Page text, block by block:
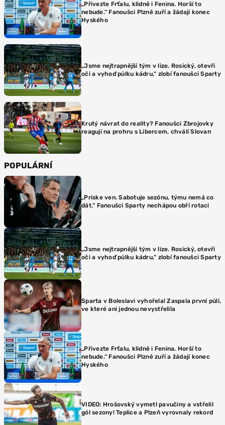
„Přivezte Frťalu, klidně i Fenina. Horší to
nebude.“ Fanoušci Plzně zuří a žádají konec
Hyského
„Jsme nejtrapnější tým v lize. Rosický, otevři
oči a vyhoď půlku kádru,“ zlobí fanoušci Sparty
Krutý návrat do reality? Fanoušci Zbrojovky
reagují na prohru s Libercem, chválí Slovan
POPULÁRNÍ
„Priske ven. Sabotuje sezónu, týmu nemá co
dát.“ Fanoušci Sparty nechápou obří rotaci
„Jsme nejtrapnější tým v lize. Rosický, otevři
oči a vyhoď půlku kádru,“ zlobí fanoušci Sparty
Sparta v Boleslavi vyhořela! Zaspala první půli,
ve které ani jednou nevystřelila
„Přivezte Frťalu, klidně i Fenina. Horší to
nebude.“ Fanoušci Plzně zuří a žádají konec
Hyského
VIDEO: Hrošovský vymetl pavučiny a vstřelil
gól sezony! Teplice a Plzeň vyrovnaly rekord